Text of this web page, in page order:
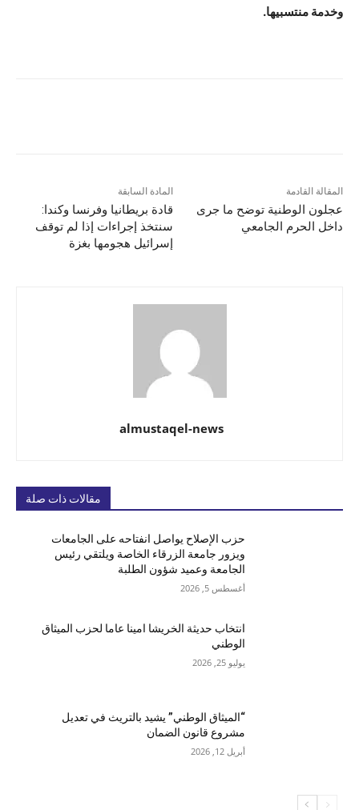
وخدمة منتسبيها.
المادة السابقة
قادة بريطانيا وفرنسا وكندا:
سنتخذ إجراءات إذا لم توقف
إسرائيل هجومها بغزة
المقالة القادمة
عجلون الوطنية توضح ما جرى
داخل الحرم الجامعي
almustaqel-news
مقالات ذات صلة
حزب الإصلاح يواصل انفتاحه على الجامعات
ويزور جامعة الزرقاء الخاصة ويلتقي رئيس
الجامعة وعميد شؤون الطلبة
أغسطس 5, 2026
انتخاب حديثة الخريشا امينا عاما لحزب الميثاق
الوطني
يوليو 25, 2026
“الميثاق الوطني” يشيد بالتريث في تعديل
مشروع قانون الضمان
أبريل 12, 2026